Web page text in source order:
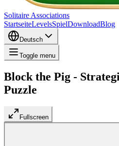
Solitaire Associations
StartseiteLevelsSpielDownloadBlog
Deutsch
Toggle menu
Block the Pig -
Puzzle
Fullscreen